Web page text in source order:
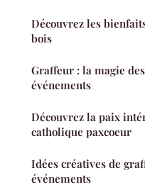
Découvrez les
bois
Graffeur : la magie
événements
Découvrez la paix
catholique paxcoeur
Idées créatives de
événements